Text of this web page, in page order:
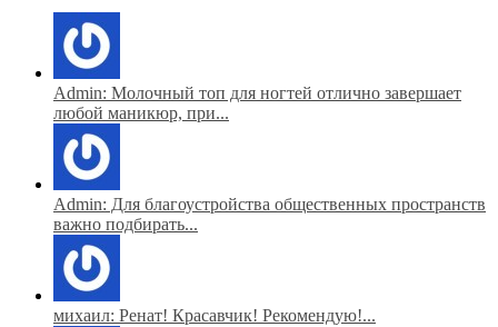
Admin: Молочный топ для ногтей отлично завершает
любой маникюр, при...
Admin: Для благоустройства общественных пространств
важно подбирать...
михаил: Ренат! Красавчик! Рекомендую!...